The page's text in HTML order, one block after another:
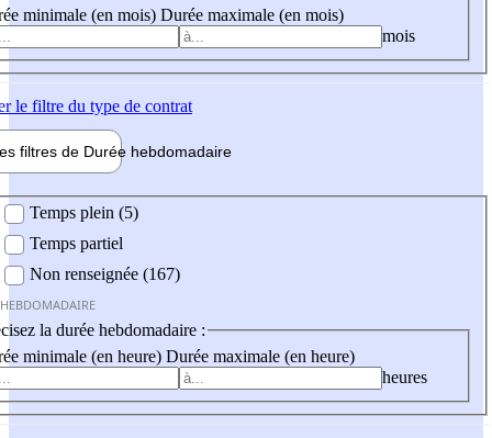
minimale (en mois) Durée maximale (en mois)
mois
le filtre du type de contrat
filtres de Durée hebdomadaire
Temps plein (5)
Temps partiel
Non renseignée (167)
la durée hebdomadaire :
minimale (en heure) Durée maximale (en heure)
heures